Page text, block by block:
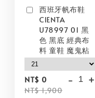
西班牙帆布鞋
CIENTA
U78997 01 黑
色 黑底 經典布
料 童鞋 魔鬼粘
NT$ 0
NT$ 1,900
- +